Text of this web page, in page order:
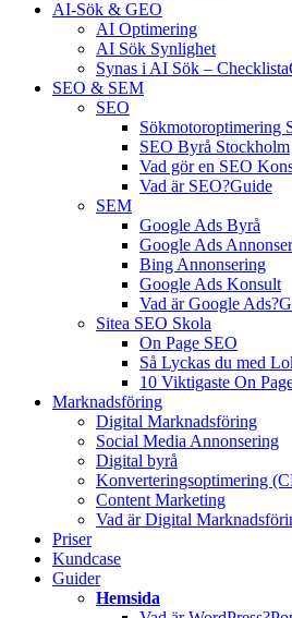
AI-Sök & GEO
AI Optimering
AI Sök Synlighet
Synas i AI Sök – Checklista
SEO & SEM
SEO
Sökmotoroptimering
SEO Byrå Stockholm
Vad gör en SEO
Vad är SEO?Guide
SEM
Google Ads Byrå
Google Ads
Bing Annonsering
Google Ads Konsult
Vad är Google Ads?
Sitea SEO Skola
On Page SEO
Så Lyckas du med
10 Viktigaste On
Marknadsföring
Digital Marknadsföring
Social Media Annonsering
Digital byrå
Konverteringsoptimering
Content Marketing
Vad är Digital
Priser
Kundcase
Guider
Hemsida